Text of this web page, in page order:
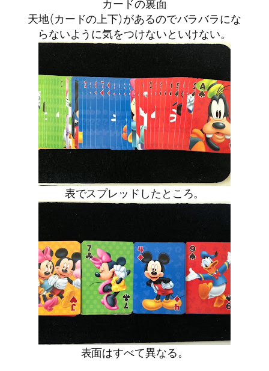
カードの裏面
天地(カードの上下)があるのでバラバラにな
らないように気をつけないといけない。
表でスプレッドしたところ。
表面はすべて異なる。